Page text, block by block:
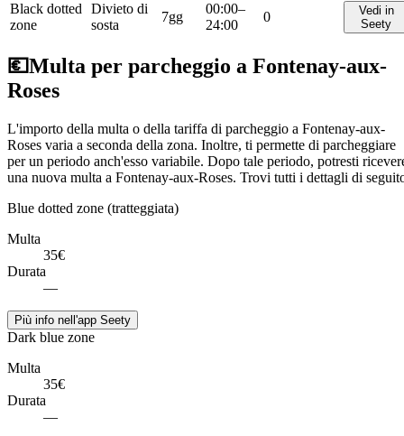
Black dotted
zone
Divieto di
sosta
7gg
00:00–
24:00
0
Vedi in
Seety
💶Multa per parcheggio a Fontenay-aux-
Roses
L'importo della multa o della tariffa di parcheggio a Fontenay-aux-
Roses varia a seconda della zona. Inoltre, ti permette di parcheggiare
per un periodo anch'esso variabile. Dopo tale periodo, potresti
una nuova multa a Fontenay-aux-Roses. Trovi tutti i dettagli di
Blue dotted zone (tratteggiata)
Multa
35€
Durata
—
Più info nell'app Seety
Dark blue zone
Multa
35€
Durata
—